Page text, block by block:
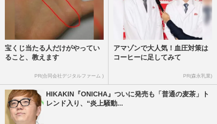
宝くじ当たる人だけがやってい
ること、教えます
PR(合同会社デジタルファーム )
アマゾンで大人気！血圧対策は
コーヒーに足してみて
PR(森永乳業)
HIKAKIN『ONICHA』ついに発売も「普通の麦茶」ト
レンド入り、“炎上騒動...